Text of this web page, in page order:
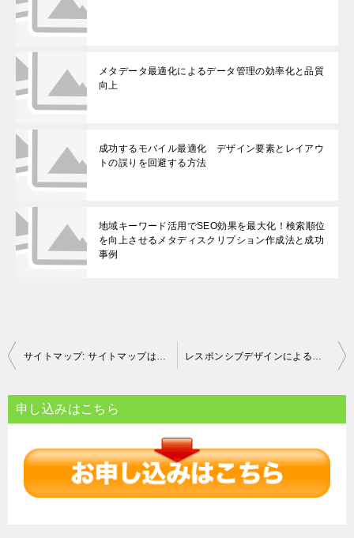
メタデータ最適化によるデータ管理の効率化と品質
向上
成功するモバイル最適化 デザイン要素とレイアウ
トの誤りを回避する方法
地域キーワード活用でSEO効果を最大化！検索順位
を向上させるメタディスクリプション作成法と成功
事例
投
ナ
サイトマップ: サイトマップは、Webサイトのページ構造を示すもので、検索エンジンにとっては重要な情報源です。サイトマップを正しく作成し、更新することで、検索エンジンのクローラーがサイトの全ページを効率的に収集できるようになります。 レスポンシブデザインによるユーザーエクスペリエンス向上と検索エンジンランキングの関係
申し込みはこちら